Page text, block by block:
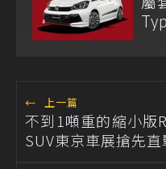
← 上一篇
不到1噸重的縮小版
SUV東京車展搶先直